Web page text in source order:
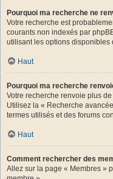
Pourquoi ma recherche ne
Votre recherche est
courants non indexés par
utilisant les options disponibles
Haut
Pourquoi ma recherche
Votre recherche renvoie plus
Utilisez la « Recherche
termes utilisés et des forums
Haut
Comment rechercher des
Allez sur la page « Membres »